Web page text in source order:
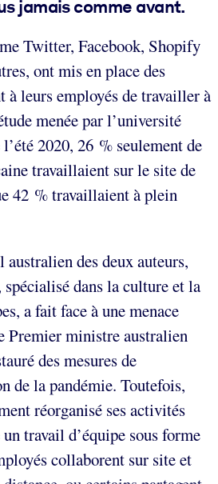
jamais comme avant.
Twitter, Facebook, Shopify
ont mis en place des
à leurs employés de travailler à
menée par l’université
2020, 26 % seulement de
travaillaient sur le site de
42 % travaillaient à plein
des deux auteurs,
dans la culture et la
a fait face à une menace
Premier ministre australien
des mesures de
de la pandémie. Toutefois,
réorganisé ses activités
travail d’équipe sous forme
collaborent sur site et